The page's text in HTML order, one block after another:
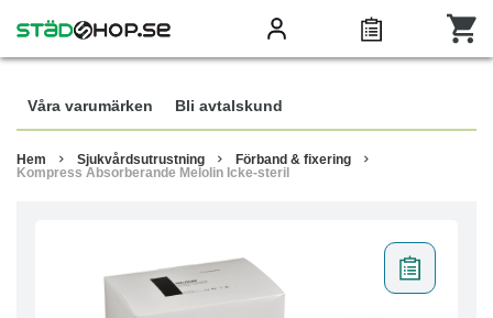
Våra varumärken Bli avtalskund
Hem Sjukvårdsutrustning
Förband & fixering
Kompress Absorberande Melolin Icke-steril